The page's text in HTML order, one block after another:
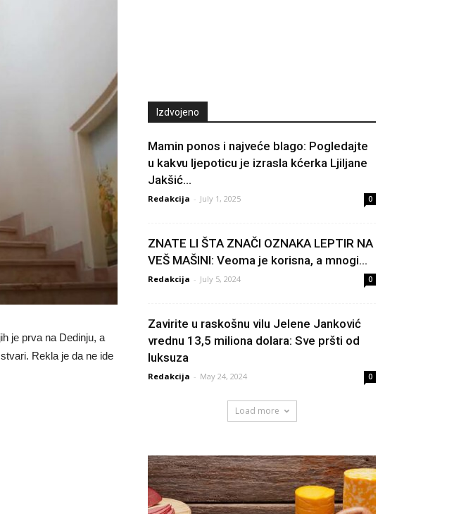
je prva na Dedinju, a
Rekla je da ne ide
Izdvojeno
Mamin ponos i najveće blago: Pogledajte
u kakvu ljepoticu je izrasla kćerka Ljiljane
Jakšić...
Redakcija - July 1, 2025 0
ZNATE LI ŠTA ZNAČI OZNAKA LEPTIR NA
VEŠ MAŠINI: Veoma je korisna, a mnogi...
Redakcija - July 5, 2024 0
Zavirite u raskošnu vilu Jelene Janković
vrednu 13,5 miliona dolara: Sve pršti od
luksuza
Redakcija - May 24, 2024 0
Load more